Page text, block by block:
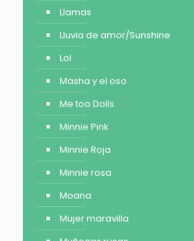
Llamas
Lluvia de amor/Sunshine
Lol
Masha y el oso
Me too Dolls
Minnie Pink
Minnie Roja
Minnie rosa
Moana
Mujer maravilla